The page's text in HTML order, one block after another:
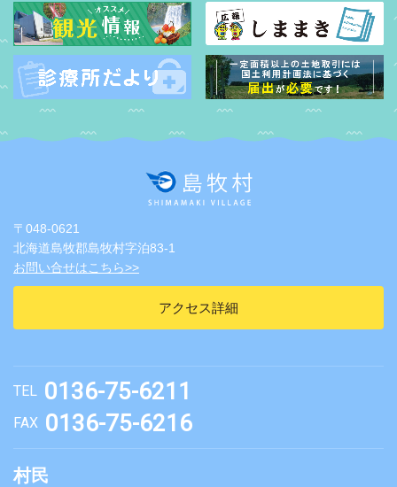
〒048-0621
北海道島牧郡島牧村字泊83-1
お問い合せはこちら>>
アクセス詳細
TEL 0136-75-6211
FAX 0136-75-6216
村民